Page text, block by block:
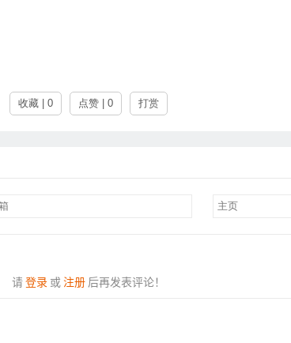
收藏 | 0 点赞 | 0 打赏
请 登录 或 注册 后再发表评论！